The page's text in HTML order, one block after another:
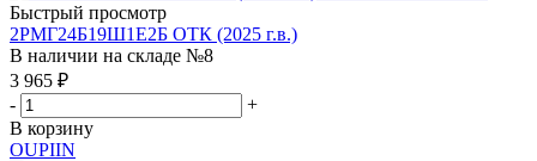
Быстрый просмотр
2РМГ24Б19Ш1Е2Б ОТК (2025 г.в.)
В наличии на складе №8
3 965 ₽
-
+
В корзину
OUPIIN